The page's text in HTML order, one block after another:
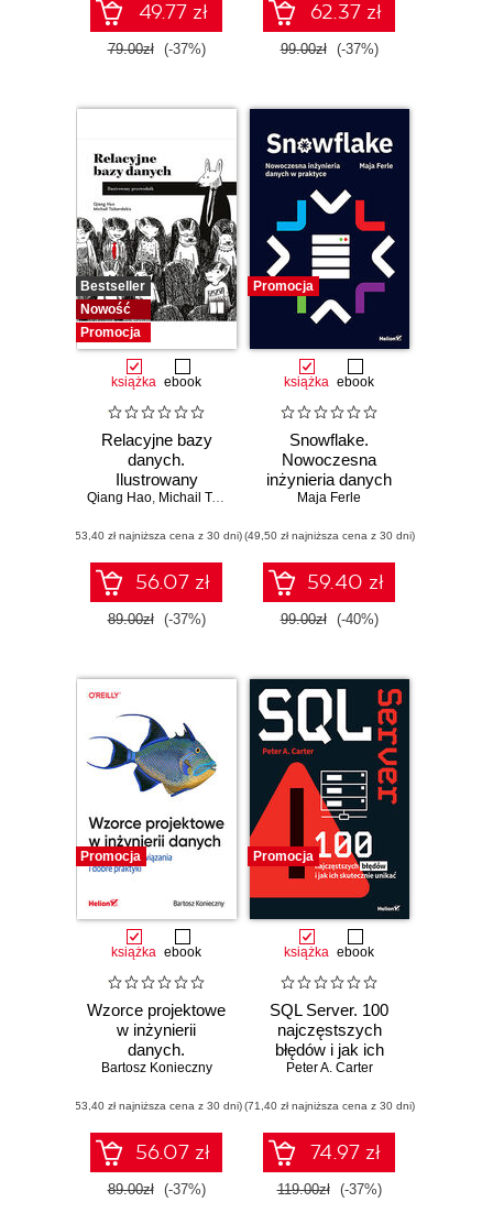
SQL na potrzeby
praktycznych
zastosowań.
49.77 zł
79.00zł (-37%)
62.37 zł
99.00zł (-37%)
Bestseller
Nowość
Promocja
książka ebook
Relacyjne bazy
danych.
Ilustrowany
przewodnik
Qiang Hao, Michail Tsikerdekis
(53,40 zł najniższa cena z 30 dni)
56.07 zł
89.00zł (-37%)
Promocja
książka ebook
Snowflake.
Nowoczesna
inżynieria danych
w praktyce
Maja Ferle
(49,50 zł najniższa cena z 30 dni)
59.40 zł
99.00zł (-40%)
Promocja
książka ebook
Wzorce projektowe
w inżynierii
danych.
Sprawdzone
praktyki
Bartosz Konieczny
(53,40 zł najniższa cena z 30 dni)
56.07 zł
89.00zł (-37%)
Promocja
książka ebook
SQL Server. 100
najczęstszych
błędów i jak ich
skutecznie unikać
Peter A. Carter
(71,40 zł najniższa cena z 30 dni)
74.97 zł
119.00zł (-37%)